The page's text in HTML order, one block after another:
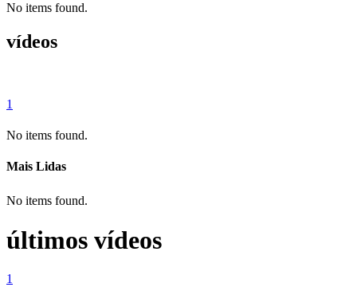
No items found.
vídeos
1
No items found.
Mais Lidas
No items found.
últimos vídeos
1